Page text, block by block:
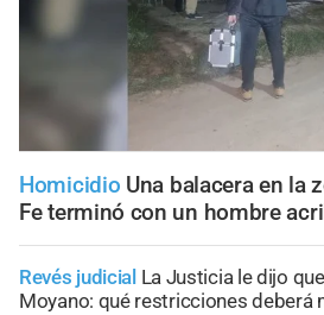
Homicidio Una balacera en la
Fe terminó con un hombre
Revés judicial La Justicia le dijo
Moyano: qué restricciones deberá